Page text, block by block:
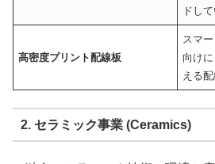
ドし
高密度プリント配線板
スマ
向け
える配
2. セラミック事業 (Ceramics)